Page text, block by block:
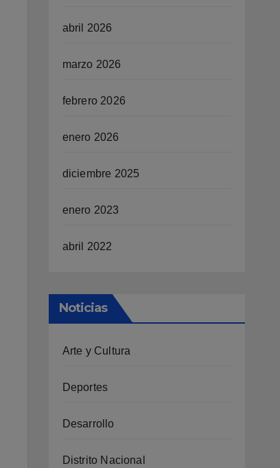
abril 2026
marzo 2026
febrero 2026
enero 2026
diciembre 2025
enero 2023
abril 2022
Noticias
Arte y Cultura
Deportes
Desarrollo
Distrito Nacional